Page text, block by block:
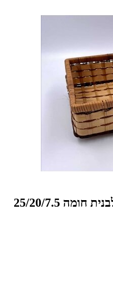
MP-908 סלסלת קש מלבנית חומה 25/20/7.5